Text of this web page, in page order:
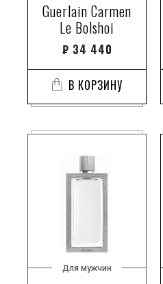
Guerlain Carmen
Le Bolshoi
₽ 34 440
В КОРЗИНУ
Для мужчин